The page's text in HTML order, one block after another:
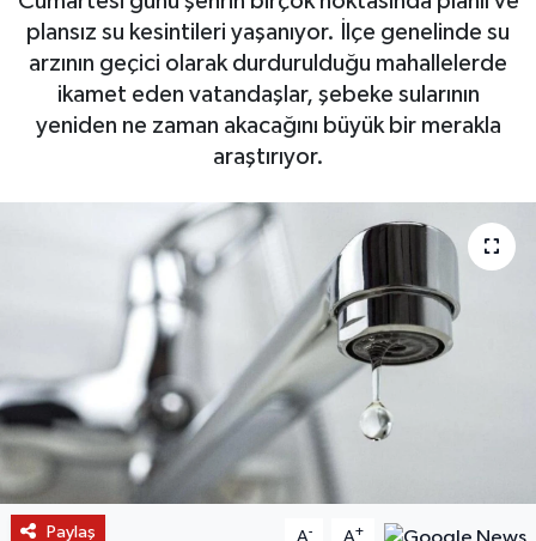
plansız su kesintileri yaşanıyor. İlçe genelinde su
arzının geçici olarak durdurulduğu mahallelerde
ikamet eden vatandaşlar, şebeke sularının
yeniden ne zaman akacağını büyük bir merakla
araştırıyor.
Paylaş A- A+